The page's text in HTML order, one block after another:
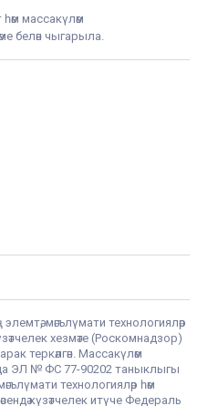
массакүләм
белән чыгарыла.
мәгълүмати технологияләр
хезмәте (Роскомнадзор)
теркәлгән. Массакүләм
ЭЛ № ФС 77-90202 таныклыгы
технологияләр һәм
күзәтчелек итүче Федераль